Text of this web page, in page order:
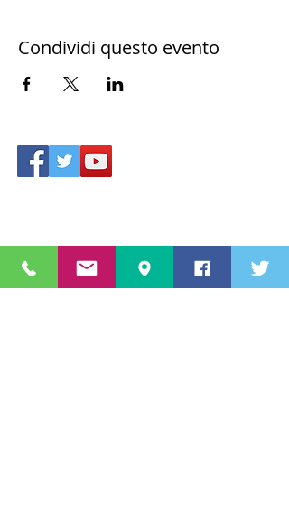
Condividi questo evento